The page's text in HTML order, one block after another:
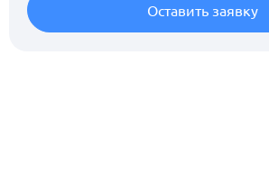
Оставить заявку